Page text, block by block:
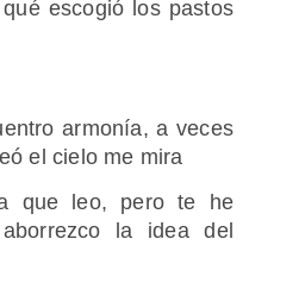
escogió los pastos
armonía, a veces
el cielo me mira
que leo, pero te he
la idea del